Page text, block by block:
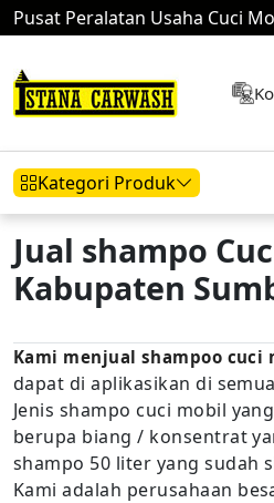
Pusat Peralatan Usaha Cuci
Kategori Produk
Hidrolik Mobil Hidrolik
Mesin Air
Jual shampo
Kabupaten
Kami menjual shampoo cuci
dapat di aplikasikan di
Jenis shampo cuci mobil
berupa biang / konsentrat
shampo 50 liter yang sudah
Kami adalah perusahaan